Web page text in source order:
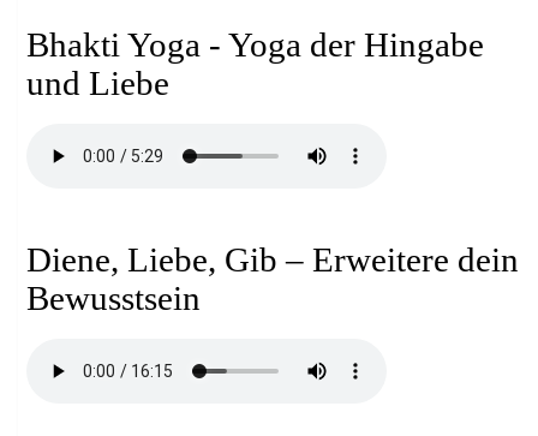
Bhakti Yoga - Yoga der Hingabe
und Liebe
Diene, Liebe, Gib – Erweitere dein
Bewusstsein